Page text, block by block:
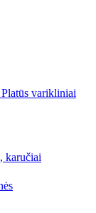
varikliniai
karučiai